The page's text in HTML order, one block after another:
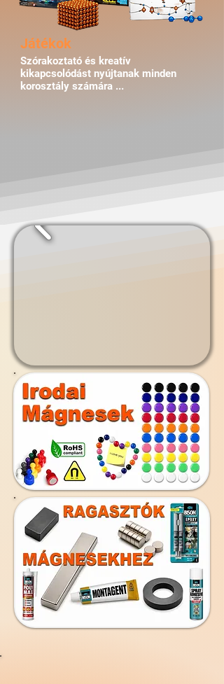
Szórakoztató és kreatív
kikapcsolódást nyújtanak minden
korosztály számára ...
Játékok